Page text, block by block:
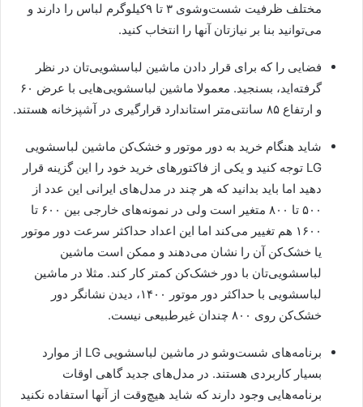
مختلف ظرفیت شست‌وشوی ۳ تا ۹کیلوگرم لباس را دارند و
می‌توانید بنا بر نیازتان آنها را انتخاب کنید.
فضایی را که برای قرار دادن ماشین لباسشویی‌تان در نظر
گرفته‌اید، بسنجید. معمولا ماشین لباسشویی‌هایی با عرض ۶۰
و ارتفاع ۸۵ سانتی‌متر استاندارد قرارگیری در آشپزخانه هستند.
شاید هنگام خرید به دور موتور و خشک‌کن ماشین لباسشویی
LG توجه کنید و یکی از فاکتورهای خرید خود را این گزینه قرار
دهید اما باید بدانید که هر چند در مدل‌های ایرانی این عدد از
۵۰۰ تا ۸۰۰ متغیر است ولی در نمونه‌های خارجی بین ۶۰۰ تا
۱۶۰۰ هم تغییر می‌کند اما این اعداد حداکثر سرعت دور موتور
یا خشک‌کن آن را نشان می‌دهند و ممکن است ماشین
لباسشویی‌تان با دور خشک‌کن کمتر کار کند. مثلا در ماشین
لباسشویی با حداکثر دور موتور ۱۴۰۰، دیدن نشانگر دور
خشک‌کن روی ۸۰۰ چندان غیرطبیعی نیست.
برنامه‌های شست‌وشو در ماشین لباسشویی LG از موارد
بسیار کاربردی هستند. در مدل‌های جدید گاهی اوقات
برنامه‌هایی وجود دارند که شاید هیچ‌وقت از آنها استفاده نکنید